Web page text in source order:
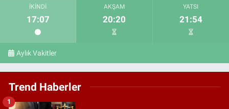
İKINDI
17:07
AKŞAM
20:20
YATSI
21:54
Aylık Vakitler
Trend Haberler
1